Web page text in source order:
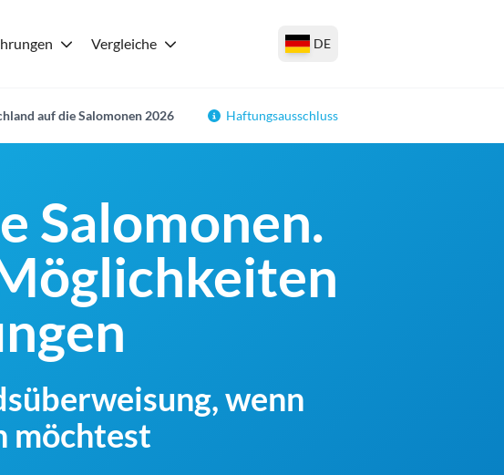
Vergleiche DE
auf die Salomonen 2026 Haftungsausschluss
Salomonen.
wenn
möchtest